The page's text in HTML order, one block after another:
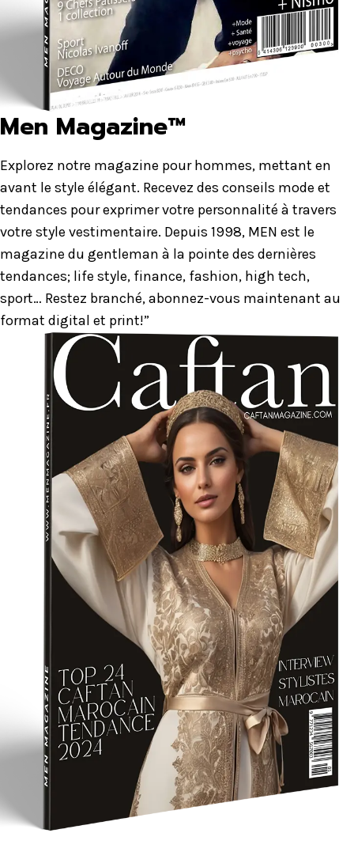
Men Magazine™
Explorez notre magazine pour hommes, mettant en
avant le style élégant. Recevez des conseils mode et
tendances pour exprimer votre personnalité à travers
votre style vestimentaire. Depuis 1998, MEN est le
magazine du gentleman à la pointe des dernières
tendances; life style, finance, fashion, high tech,
sport… Restez branché, abonnez-vous maintenant au
format digital et print!”